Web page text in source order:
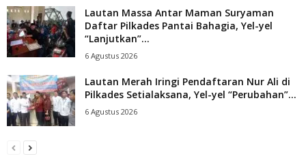
Lautan Massa Antar Maman Suryaman
Daftar Pilkades Pantai Bahagia, Yel-yel
“Lanjutkan”...
6 Agustus 2026
Lautan Merah Iringi Pendaftaran Nur Ali di
Pilkades Setialaksana, Yel-yel “Perubahan”...
6 Agustus 2026